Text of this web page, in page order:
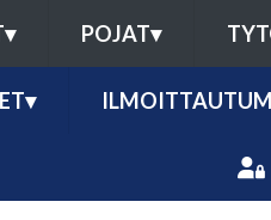
▾ POJAT▾
▾